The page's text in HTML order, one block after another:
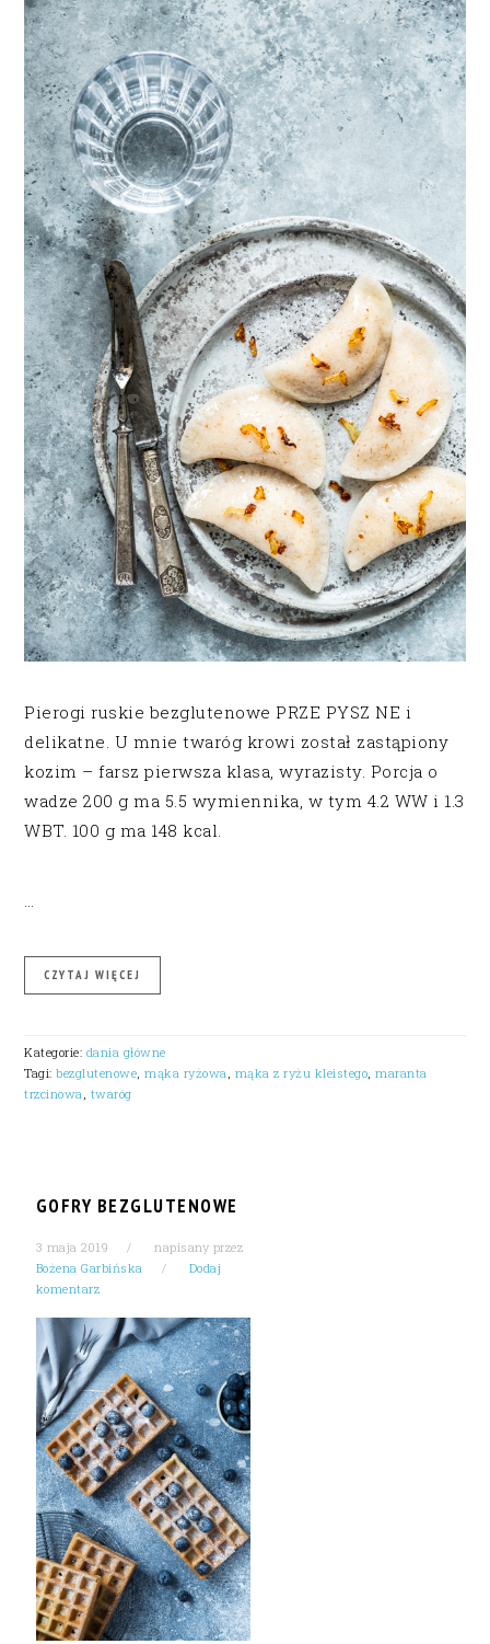
Pierogi ruskie bezglutenowe PRZE PYSZ NE i
delikatne. U mnie twaróg krowi został zastąpiony
kozim – farsz pierwsza klasa, wyrazisty. Porcja o
wadze 200 g ma 5.5 wymiennika, w tym 4.2 WW i 1.3
WBT. 100 g ma 148 kcal.
CZYTAJ WIĘCEJ
Kategorie: dania główne
Tagi:bezglutenowe ,mąka ryżowa mąka z ryżu kleistego ,maranta
trzcinowa twaróg
GOFRY BEZGLUTENOWE
3 maja 2019
napisany przez
Bożena Garbińska
Dodaj
komentarz